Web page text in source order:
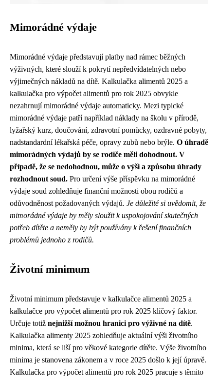
Mimorádné výdaje
Mimorádné výdaje představují platby nad rámec běžných
výživných, které slouží k pokrytí nepředvídatelných nebo
výjimečných nákladů na dítě. Kalkulačka alimentů 2025 a
kalkulačka pro výpočet alimentů pro rok 2025 obvykle
nezahrnují mimorádné výdaje automaticky. Mezi typické
mimorádné výdaje patří například náklady na školu v přírodě,
lyžařský kurz, doučování, zdravotní pomůcky, ozdravné pobyty,
nadstandardní lékařská péče, opravy zubů nebo brýle. O úhradě
mimorádných výdajů by se rodiče měli dohodnout. V
případě, že se nedohodnou, může o výši a způsobu úhrady
rozhodnout soud. Pro určení výše příspěvku na mimorádné
výdaje soud zohledňuje finanční možnosti obou rodičů a
odůvodněnost požadovaných výdajů. Je důležité si uvědomit, že
mimorádné výdaje by měly sloužit k uspokojování skutečných
potřeb dítěte a neměly by být používány k řešení finančních
problémů jednoho z rodičů.
Životní minimum
Životní minimum představuje v kalkulačce alimentů 2025 a
kalkulačce pro výpočet alimentů pro rok 2025 klíčový faktor.
Určuje totiž nejnižší možnou hranici pro výživné na dítě.
Kalkulačka alimenty 2025 zohledňuje aktuální výši životního
minima, která se liší pro věkové kategorie dítěte. Výše životního
minima je stanovena zákonem a v roce 2025 došlo k její úpravě.
Kalkulačka pro výpočet alimentů pro rok 2025 pracuje s těmito